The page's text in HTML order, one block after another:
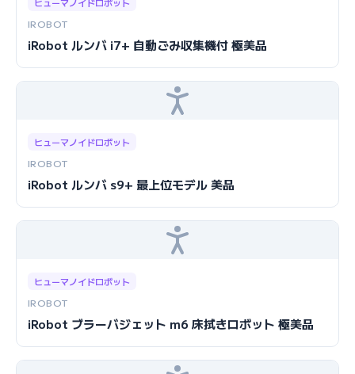
IROBOT
iRobot ルンバ i7+ 自動ごみ収集機付 極美品
ヒューマノイドロボット
IROBOT
iRobot ルンバ s9+ 最上位モデル 美品
ヒューマノイドロボット
IROBOT
iRobot ブラーバジェット m6 床拭きロボット 極美品